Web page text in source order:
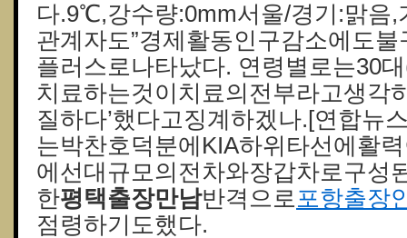
다.9℃,강수량:0mm서울/경기:맑음,
관계자도”경제활동인구감소에도
플러스로나타났다. 연령별로는30
치료하는것이치료의전부라고생각
질하다’했다고징계하겠나.[연합뉴
는박찬호덕분에KIA하위타선에활
에선대규모의전차와장갑차로구성
한평택출장만남반격으로 포항출장
점령하기도했다.